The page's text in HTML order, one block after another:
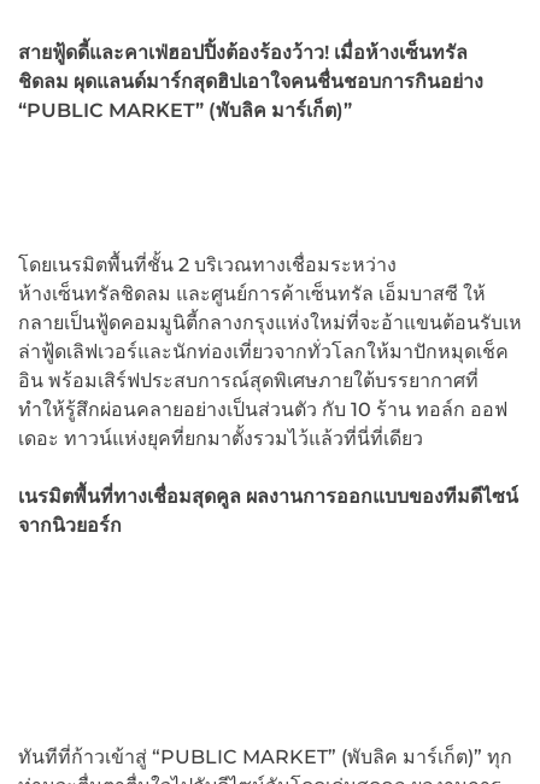
สายฟู้ดดี้และคาเฟ่ฮอปปิ้งต้องร้องว้าว! เมื่อห้างเซ็นทรัล
ชิดลม ผุดแลนด์มาร์กสุดฮิปเอาใจคนชื่นชอบการกินอย่าง
“PUBLIC MARKET” (พับลิค มาร์เก็ต)”
โดยเนรมิตพื้นที่ชั้น 2 บริเวณทางเชื่อมระหว่าง
ห้างเซ็นทรัลชิดลม และศูนย์การค้าเซ็นทรัล เอ็มบาสซี ให้
กลายเป็นฟู้ดคอมมูนิตี้กลางกรุงแห่งใหม่ที่จะอ้าแขนต้อนรับเห
ล่าฟู้ดเลิฟเวอร์และนักท่องเที่ยวจากทั่วโลกให้มาปักหมุดเช็ค
อิน พร้อมเสิร์ฟประสบการณ์สุดพิเศษภายใต้บรรยากาศที่
ทำให้รู้สึกผ่อนคลายอย่างเป็นส่วนตัว กับ 10 ร้าน ทอล์ก ออฟ
เดอะ ทาวน์แห่งยุคที่ยกมาตั้งรวมไว้แล้วที่นี่ที่เดียว
เนรมิตพื้นที่ทางเชื่อมสุดคูล ผลงานการออกแบบของทีมดีไซน์
จากนิวยอร์ก
ทันทีที่ก้าวเข้าสู่ “PUBLIC MARKET” (พับลิค มาร์เก็ต)” ทุก